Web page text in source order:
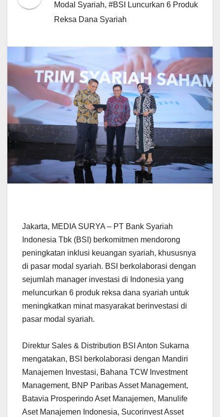
Modal Syariah, #BSI Luncurkan 6 Produk
Reksa Dana Syariah
Jakarta, MEDIA SURYA – PT Bank Syariah
Indonesia Tbk (BSI) berkomitmen mendorong
peningkatan inklusi keuangan syariah, khususnya
di pasar modal syariah. BSI berkolaborasi dengan
sejumlah manager investasi di Indonesia yang
meluncurkan 6 produk reksa dana syariah untuk
meningkatkan minat masyarakat berinvestasi di
pasar modal syariah.
Direktur Sales & Distribution BSI Anton Sukarna
mengatakan, BSI berkolaborasi dengan Mandiri
Manajemen Investasi, Bahana TCW Investment
Management, BNP Paribas Asset Management,
Batavia Prosperindo Aset Manajemen, Manulife
Aset Manajemen Indonesia, Sucorinvest Asset